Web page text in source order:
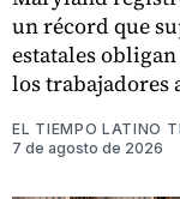
un récord que
estatales
los trabajadores
EL TIEMPO LATINO
7 de agosto de 2026